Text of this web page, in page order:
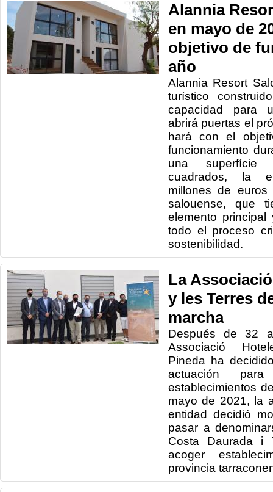
Alannia
en mayo de
objetivo de
año
Alannia Resort
turístico
capacidad para
abrirá puertas el
hará con el
funcionamiento
una superfície
cuadrados, la
millones de
salouense, que
elemento
todo el proceso
sostenibilidad.
La
y les Terres
marcha
Después de 32
Associació
Pineda ha
actuación
establecimientos
mayo de 2021, la
entidad decidió
pasar a
Costa Daurada i
acoger
provincia